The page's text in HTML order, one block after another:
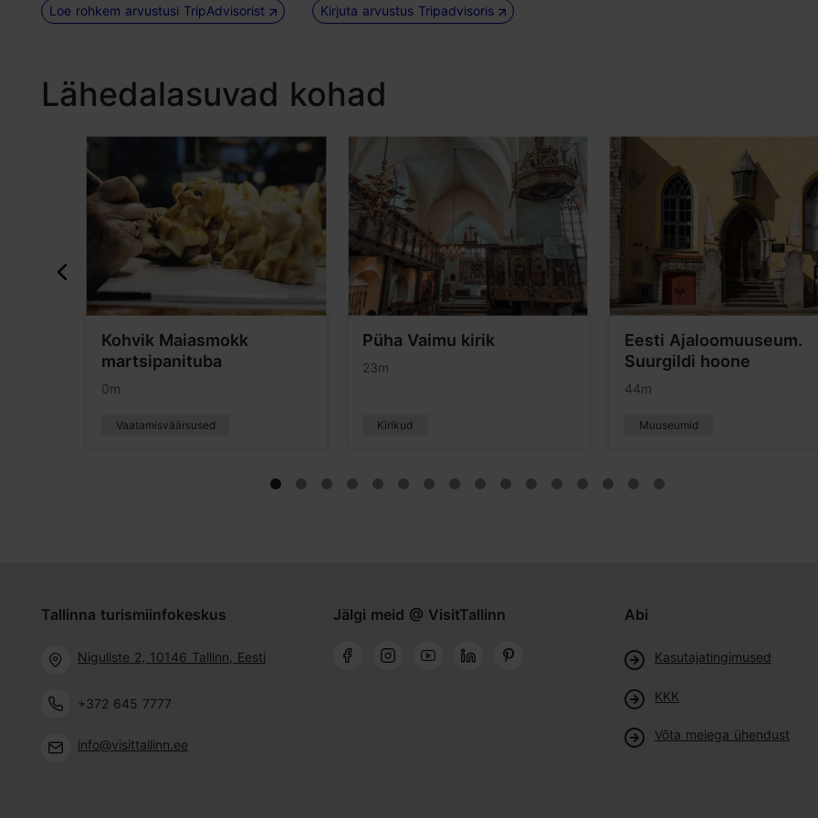
Loe rohkem arvustusi TripAdvisorist Kirjuta arvustus Tripadvisoris
Lähedalasuvad kohad
Kohvik Maiasmokk
martsipanituba
0m
Vaatamisväärsused
Püha Vaimu kirik
23m
Kirikud
Eesti Ajaloomuuseum.
Suurgildi hoone
44m
Muuseumid
Tallinna turismiinfokeskus
Niguliste 2, 10146 Tallinn, Eesti
+372 645 7777
info@visittallinn.ee
Jälgi meid @ VisitTallinn Abi
Kasutajatingimused
KKK
Võta meiega ühendust